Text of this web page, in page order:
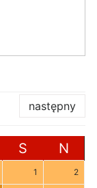
następny
S N
1 2